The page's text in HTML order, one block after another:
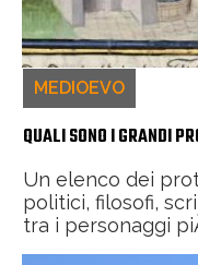
MEDIOEVO
QUALI SONO I GRANDI
Un elenco dei
politici, filosofi,
tra i personaggi